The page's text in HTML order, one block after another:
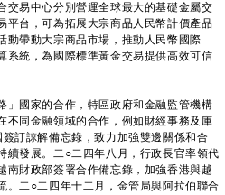
交易中心分別營運全球最大的基礎金屬交
平台，可為拓展大宗商品人民幣計價產品
動帶動大宗商品市場，推動人民幣國際
系統，為國際標準黃金交易提供高效可信
國家的合作，特區政府和金融監管機構
不同金融領域的合作，例如財經事務及庫
訂諒解備忘錄，致力加強雙邊關係和合
續發展。二○二四年八月，行政長官率領代
南財政部簽署合作備忘錄，加強香港與越
。二○二四年十二月，金管局與阿拉伯聯合